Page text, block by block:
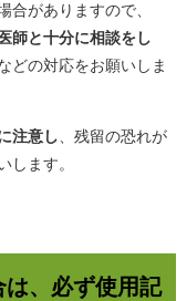
合がありますので、
師と十分に相談をし
どの対応をお願いしま
注意し、残留の恐れが
します。
、必ず使用記